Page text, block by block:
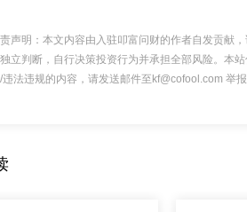
声明：本文内容由入驻叩富问财的作者自发贡献
立判断，自行决策投资行为并承担全部风险。本
违法违规的内容，请发送邮件至kf@cofool.com 举